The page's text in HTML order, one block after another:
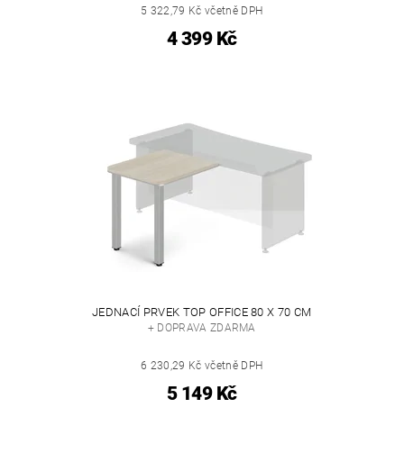
5 322,79 Kč včetně DPH
4 399 Kč
JEDNACÍ PRVEK TOP OFFICE 80 X 70 CM
+ DOPRAVA ZDARMA
6 230,29 Kč včetně DPH
5 149 Kč